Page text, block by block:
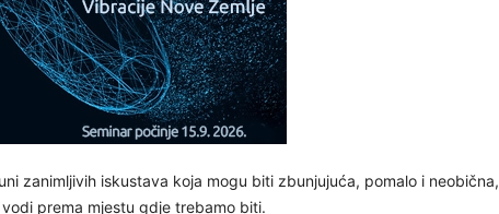
zanimljivih iskustava koja mogu biti zbunjujuća, pomalo i neobična,
prema mjestu gdje trebamo biti.